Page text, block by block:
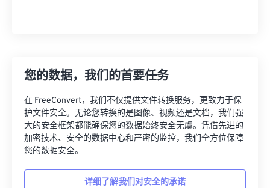
您的数据，我们的首要任务
在 FreeConvert，我们不仅提供文件转换服务，更致力于保
护文件安全。无论您转换的是图像、视频还是文档，我们强
大的安全框架都能确保您的数据始终安全无虞。凭借先进的
加密技术、安全的数据中心和严密的监控，我们全方位保障
您的数据安全。
详细了解我们对安全的承诺